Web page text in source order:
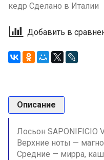
кедр Сделано в Италии
Добавить в
Описание
Лосьон SAPONIFICIO
Верхние ноты —
Средние — мирра,